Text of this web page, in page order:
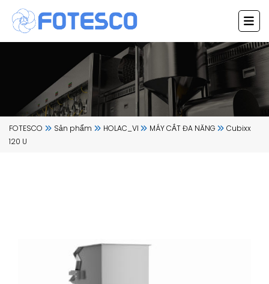
Chuyển
đến
dung
FOTESCO Sản phẩm HOLAC_VI MÁY CẮT ĐA NĂNG
Cubixx
120 U